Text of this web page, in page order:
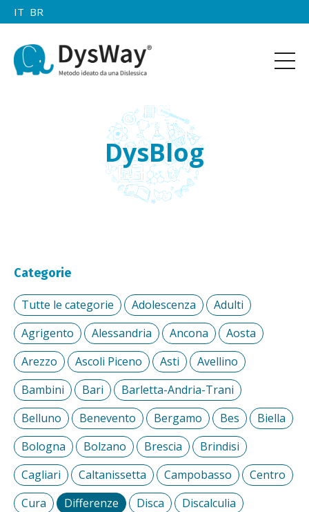
IT BR
DysBlog
Categorie
Tutte le categorie Adolescenza
Adulti
Agrigento
Alessandria Ancona
Aosta
Arezzo
Ascoli Piceno Asti
Avellino
Bambini
Bari
Barletta-Andria-Trani
Belluno
Benevento Bergamo Bes
Biella
Bologna
Bolzano Brescia
Brindisi
Cagliari
Caltanissetta Campobasso
Centro
Cura
Differenze Disca
Discalculia